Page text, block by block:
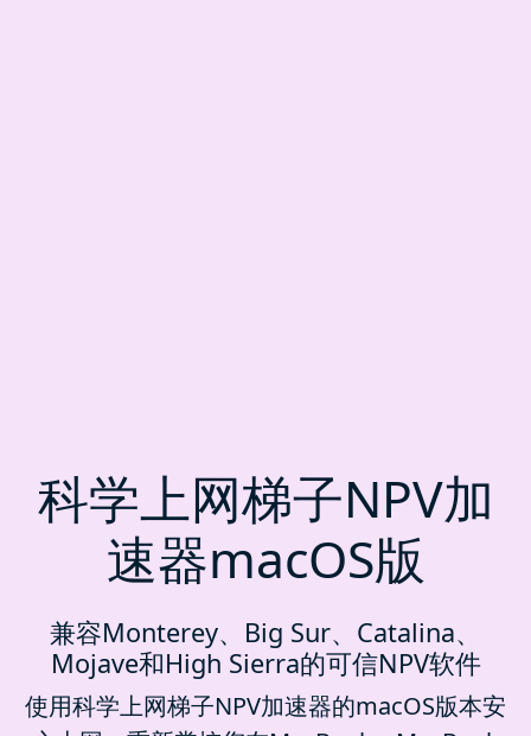
科学上网梯子NPV加
速器macOS版
兼容Monterey、Big Sur、Catalina、
Mojave和High Sierra的可信NPV软件
使用科学上网梯子NPV加速器的macOS版本安